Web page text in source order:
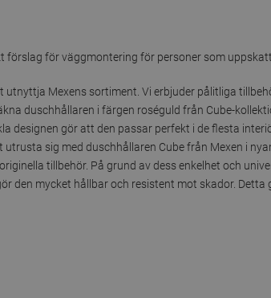
förslag för väggmontering för personer som
Mexens sortiment. Vi erbjuder pålitliga
duschhållaren i färgen roséguld från Cube-
designen gör att den passar perfekt i de flesta
sig med duschhållaren Cube från Mexen i
tillbehör. På grund av dess enkelhet och
den mycket hållbar och resistent mot skador.